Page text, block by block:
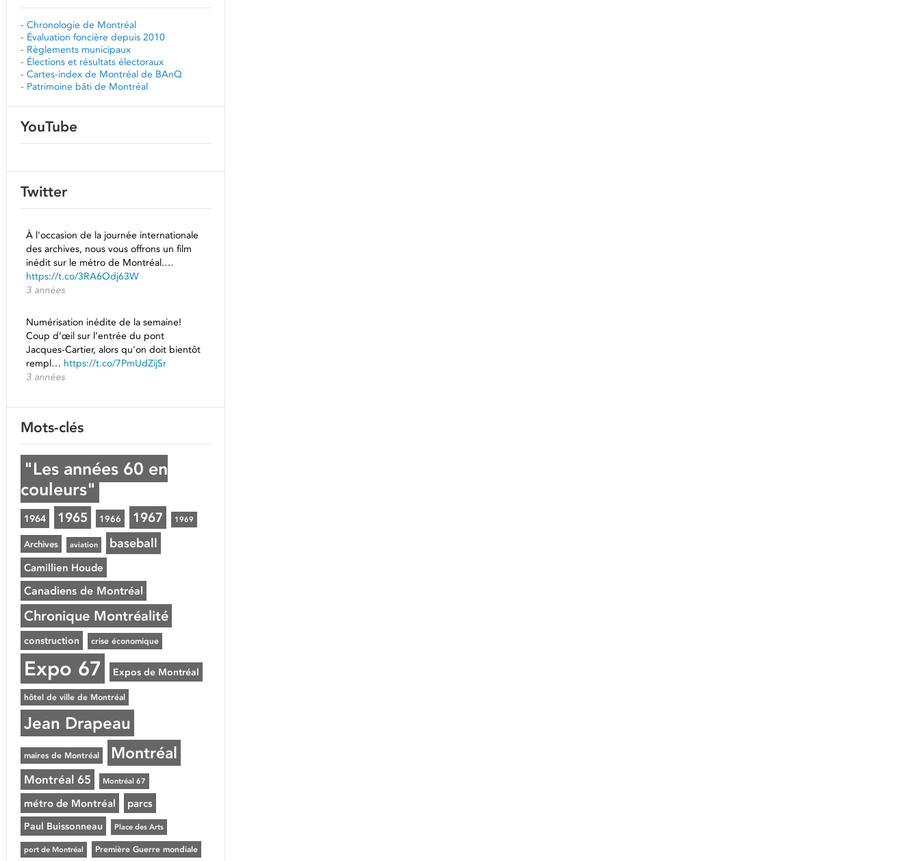
- Chronologie de Montréal
- Évaluation foncière depuis 2010
- Règlements municipaux
- Élections et résultats électoraux
- Cartes-index de Montréal de BAnQ
- Patrimoine bâti de Montréal
YouTube
Twitter
À l'occasion de la journée internationale
des archives, nous vous offrons un film
inédit sur le métro de Montréal.…
https://t.co/3RA6Odj63W
3 années
Numérisation inédite de la semaine!
Coup d’œil sur l’entrée du pont
Jacques-Cartier, alors qu'on doit bientôt
rempl… https://t.co/7PmUdZijSr
3 années
Mots-clés
"Les années 60 en
couleurs"
1964 1965 1966 1967 1969
Archives aviation baseball
Camillien Houde
Canadiens de Montréal
Chronique Montréalité
construction crise économique
Expo 67 Expos de Montréal
hôtel de ville de Montréal
Jean Drapeau
maires de Montréal Montréal
Montréal 65 Montréal 67
métro de Montréal parcs
Paul Buissonneau Place des Arts
port de Montréal Première Guerre mondiale